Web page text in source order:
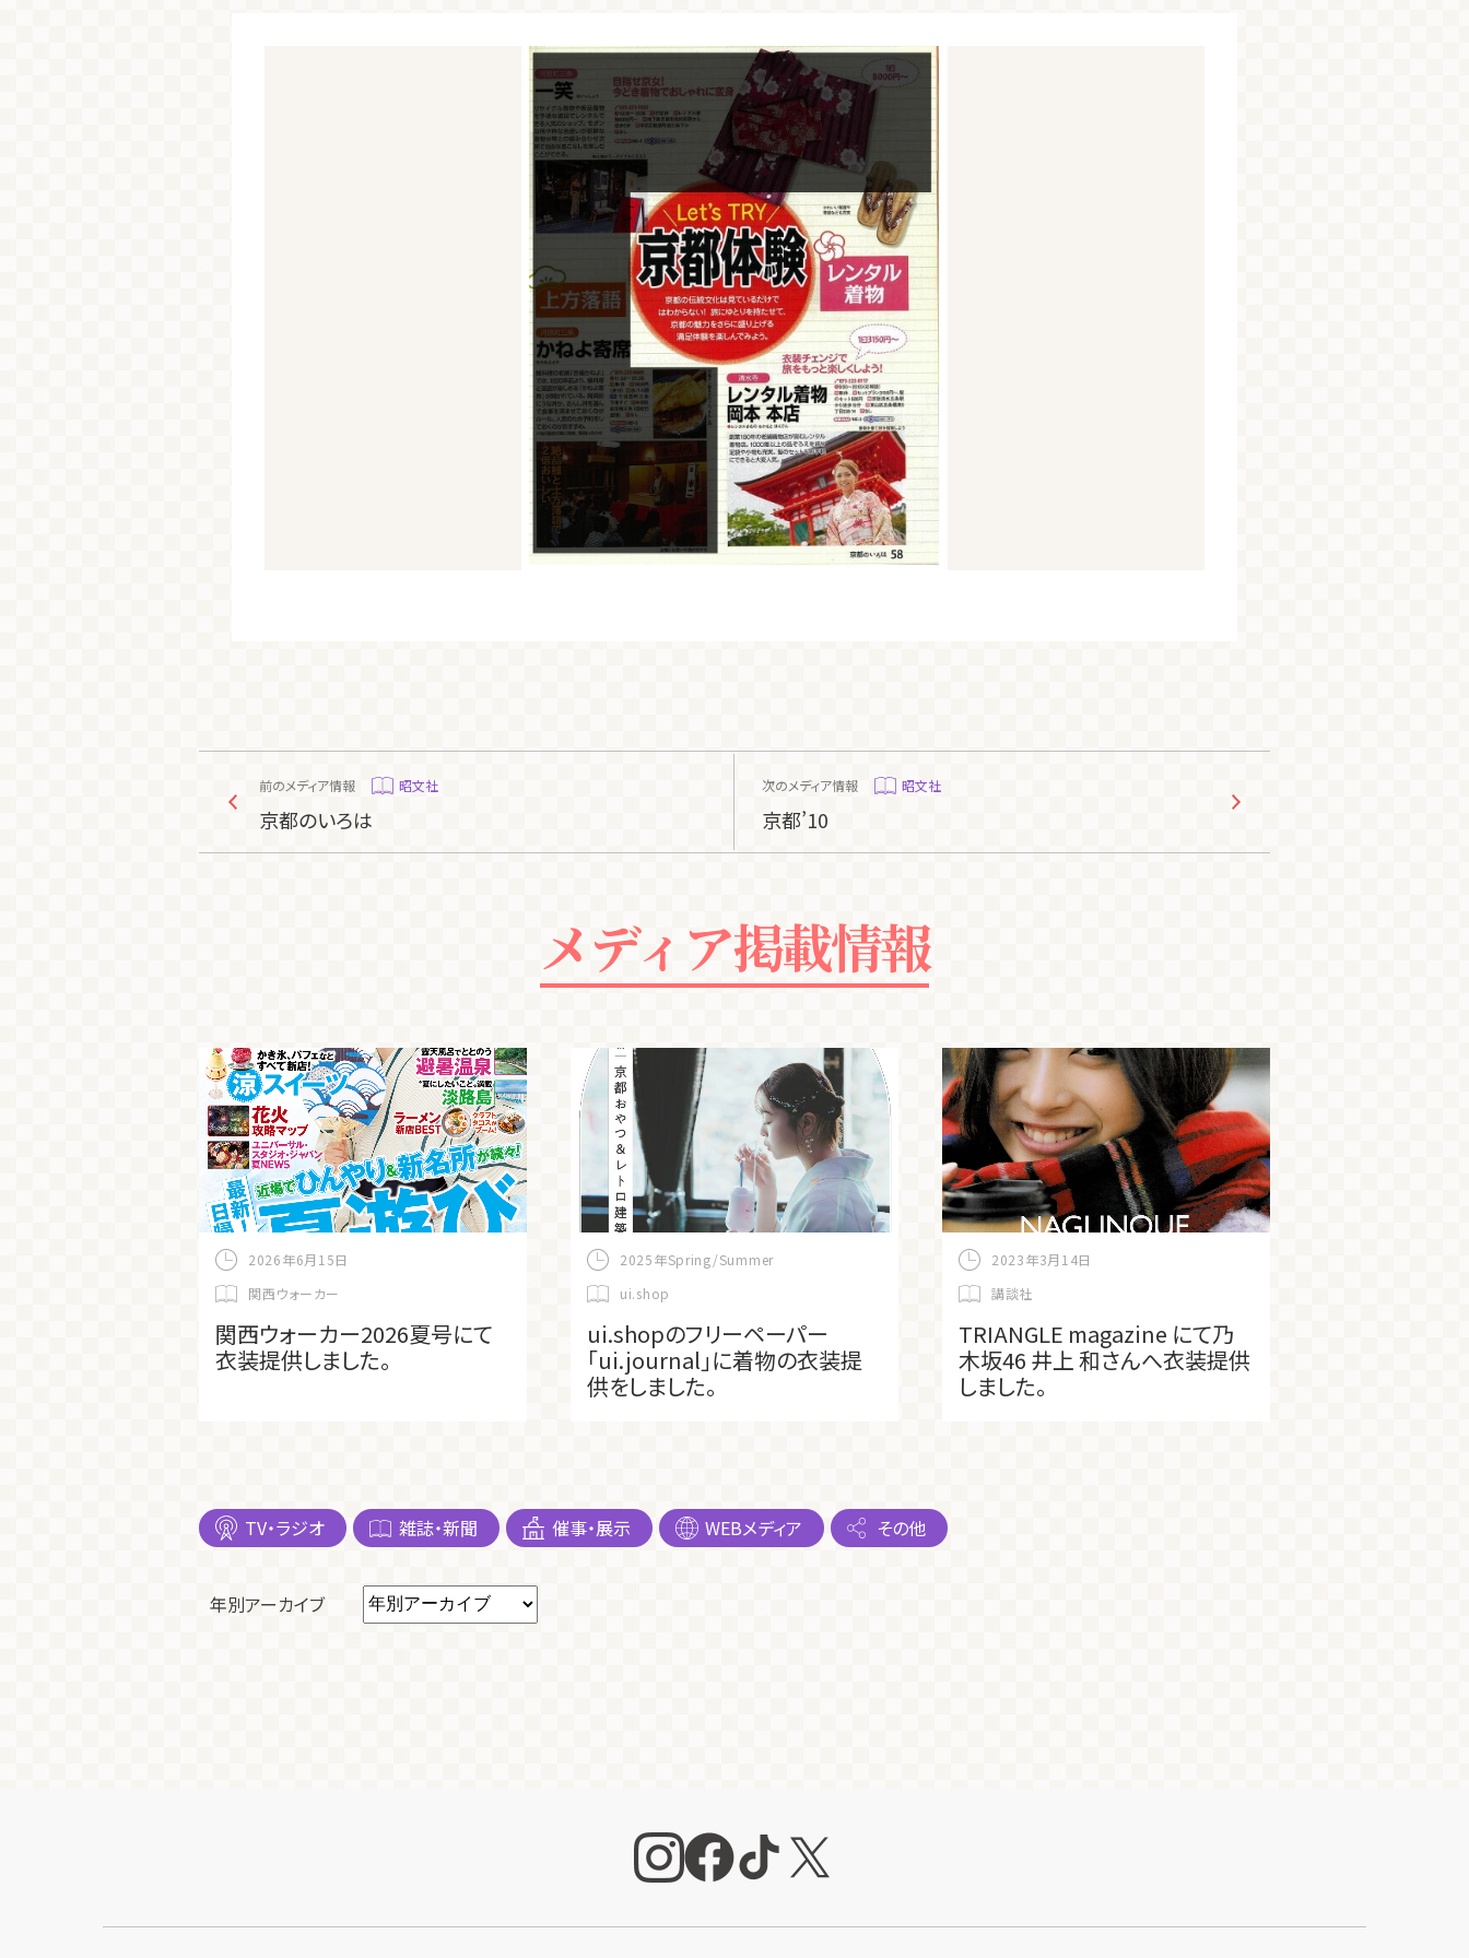
前のメディア情報 昭文社
京都のいろは
次のメディア情報 昭文社
京都’10
メディア掲載情報
2026年6月15日
関西ウォーカー
関西ウォーカー2026夏号にて
衣装提供しました。
2025年Spring/Summer
ui.shop
ui.shopのフリーペーパー
「ui.journal」に着物の衣装提
供をしました。
2023年3月14日
講談社
TRIANGLE magazine にて乃
木坂46 井上 和さんへ衣装提供
しました。
TV・ラジオ 雑誌・新聞 催事・展示 WEBメディア その他
年別アーカイブ